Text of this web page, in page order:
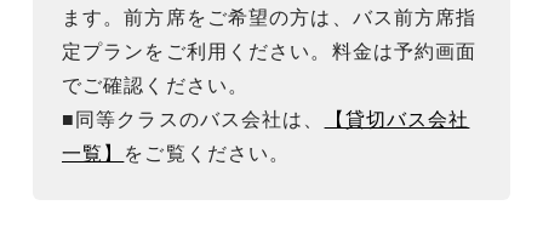
ます。前方席をご希望の方は、バス前方席指
定プランをご利用ください。料金は予約画面
でご確認ください。
■同等クラスのバス会社は、
【貸切バス会社
一覧】 をご覧ください。